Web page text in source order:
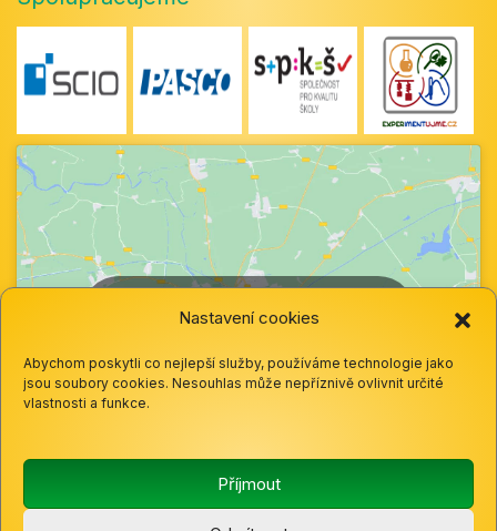
Nastavení cookies
Abychom poskytli co nejlepší služby, používáme technologie jako
jsou soubory cookies. Nesouhlas může nepříznivě ovlivnit určité
vlastnosti a funkce.
Příjmout
cookie a povolte tento obsah